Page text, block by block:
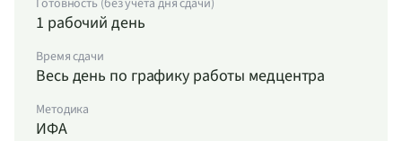
Готовность (без учета дня сдачи)
1 рабочий день
Время сдачи
Весь день по графику работы медцентра
Методика
ИФА